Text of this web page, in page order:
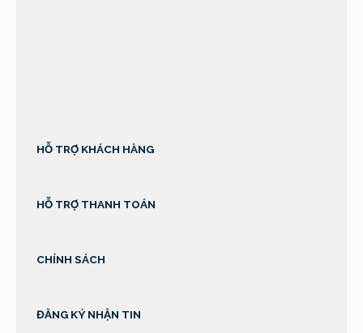
HỖ TRỢ KHÁCH HÀNG
HỖ TRỢ THANH TOÁN
CHÍNH SÁCH
ĐĂNG KÝ NHẬN TIN